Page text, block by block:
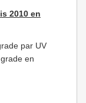
2010 en
par UV
en